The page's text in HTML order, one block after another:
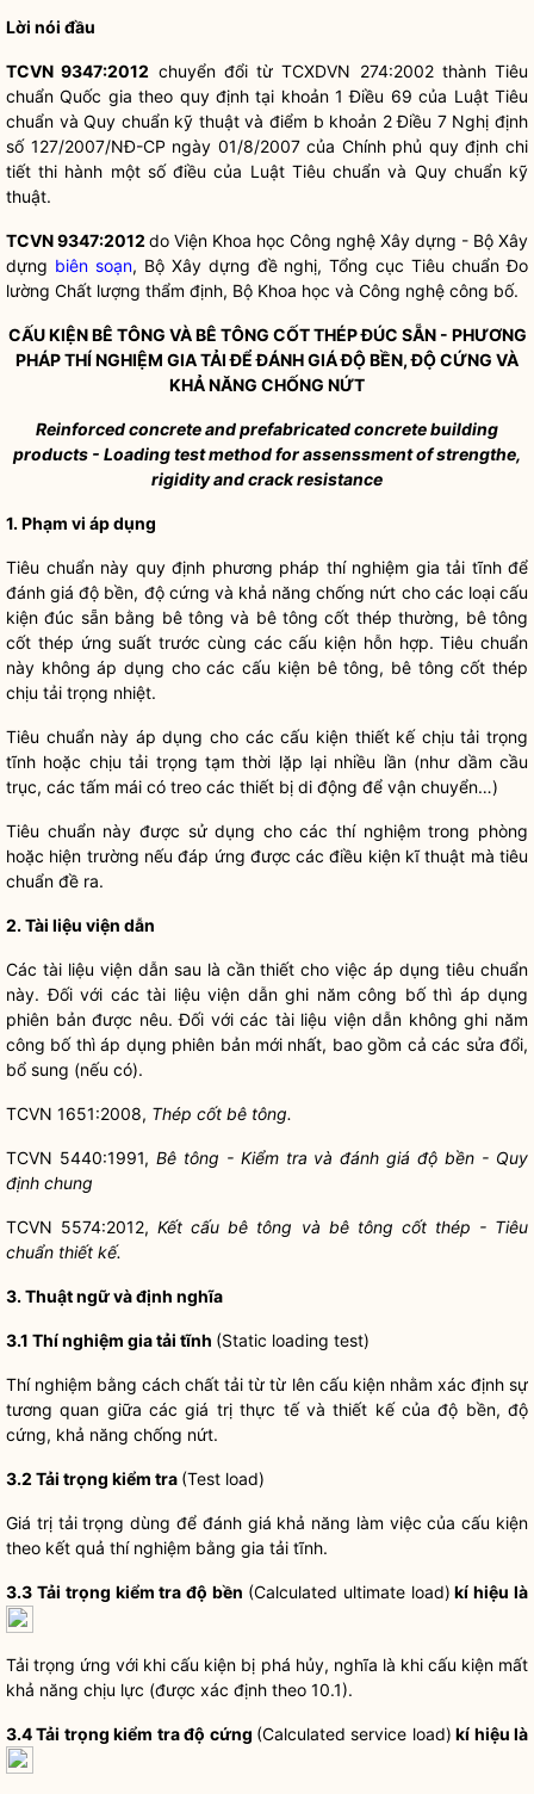
Lời nói đầu
TCVN 9347:2012 chuyển đổi từ TCXDVN 274:2002 thành Tiêu
chuẩnQuốc gia theo quy định tại khoản 1 Điều 69 của Luật Tiêu
chuẩn và Quy chuẩn kỹ thuật và điểm b khoản 2 Điều 7 Nghị định
số 127/2007/NĐ-CP ngày 01/8/2007 của Chính phủ quy định chi
tiết thi hành một số điều của Luật Tiêu chuẩn và Quy chuẩn kỹ
thuật.
TCVN 9347:2012 do Viện Khoa học Công nghệ Xây dựng - Bộ Xây
dựng biên soạn, Bộ Xây dựng đề nghị, Tổng cục Tiêu chuẩn Đo
lường Chất lượng thẩm định, Bộ Khoa học và Công nghệ công bố.
CẤU KIỆN BÊ TÔNG VÀ BÊ TÔNG CỐT THÉP ĐÚC SẴN - PHƯƠNG
PHÁP THÍ NGHIỆM GIA TẢI ĐỂ ĐÁNH GIÁ ĐỘ BỀN, ĐỘ CỨNG VÀ
KHẢ NĂNG CHỐNG NỨT
Reinforced concrete and prefabricated concrete building
products - Loading test method for assenssment of strengthe,
rigidity and crack resistance
1. Phạm vi áp dụng
Tiêu chuẩn này quy định phương pháp thí nghiệm gia tải tĩnh để
đánh giá độ bền, độ cứng và khả năng chống nứt cho các loại cấu
kiện đúc sẵn bằng bê tông và bê tông cốt thép thường, bê tông
cốt thép ứng suất trước cùng các cấu kiện hỗn hợp. Tiêu chuẩn
này không áp dụng cho các cấu kiện bê tông, bê tông cốt thép
chịu tải trọng nhiệt.
Tiêu chuẩn này áp dụng cho các cấu kiện thiết kế chịu tải trọng
tĩnh hoặc chịu tải trọng tạm thời lặp lại nhiều lần (như dầm cầu
trục, các tấm mái có treo các thiết bị di động để vận chuyển…)
Tiêu chuẩn này được sử dụng cho các thí nghiệm trong phòng
hoặc hiện trường nếu đáp ứng được các điều kiện kĩ thuật mà tiêu
chuẩn đề ra.
2. Tài liệu viện dẫn
Các tài liệu viện dẫn sau là cần thiết cho việc áp dụng tiêu chuẩn
này. Đối với các tài liệu viện dẫn ghi năm công bố thì áp dụng
phiên bản được nêu. Đối với các tài liệu viện dẫn không ghi năm
công bố thì áp dụng phiên bản mới nhất, bao gồm cả các sửa đổi,
bổ sung (nếu có).
TCVN 1651:2008, Thép cốt bê tông.
TCVN 5440:1991, Bê tông - Kiểm tra và đánh giá độ bền - Quy
định chung
TCVN 5574:2012, Kết cấu bê tông và bê tông cốt thép - Tiêu
chuẩn thiết kế.
3. Thuật ngữ và định nghĩa
3.1 Thí nghiệm gia tải tĩnh (Static loading test)
Thí nghiệm bằng cách chất tải từ từ lên cấu kiện nhằm xác định sự
tương quan giữa các giá trị thực tế và thiết kế của độ bền, độ
cứng, khả năng chống nứt.
3.2 Tải trọng kiểm tra (Test load)
Giá trị tải trọng dùng để đánh giá khả năng làm việc của cấu kiện
theo kết quả thí nghiệm bằng gia tải tĩnh.
3.3 Tải trọng kiểm tra độ bền (Calculated ultimate load) kí hiệu là
Tải trọng ứng với khi cấu kiện bị phá hủy, nghĩa là khi cấu kiện mất
khả năng chịu lực (được xác định theo 10.1).
3.4 Tải trọng kiểm tra độ cứng (Calculated service load) kí hiệu là